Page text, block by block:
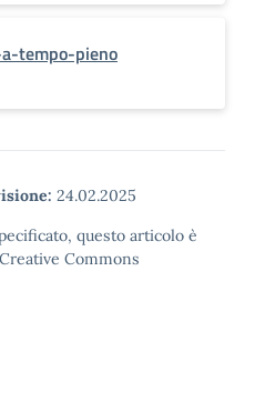
tempo-pieno
24.02.2025
questo articolo è
Commons